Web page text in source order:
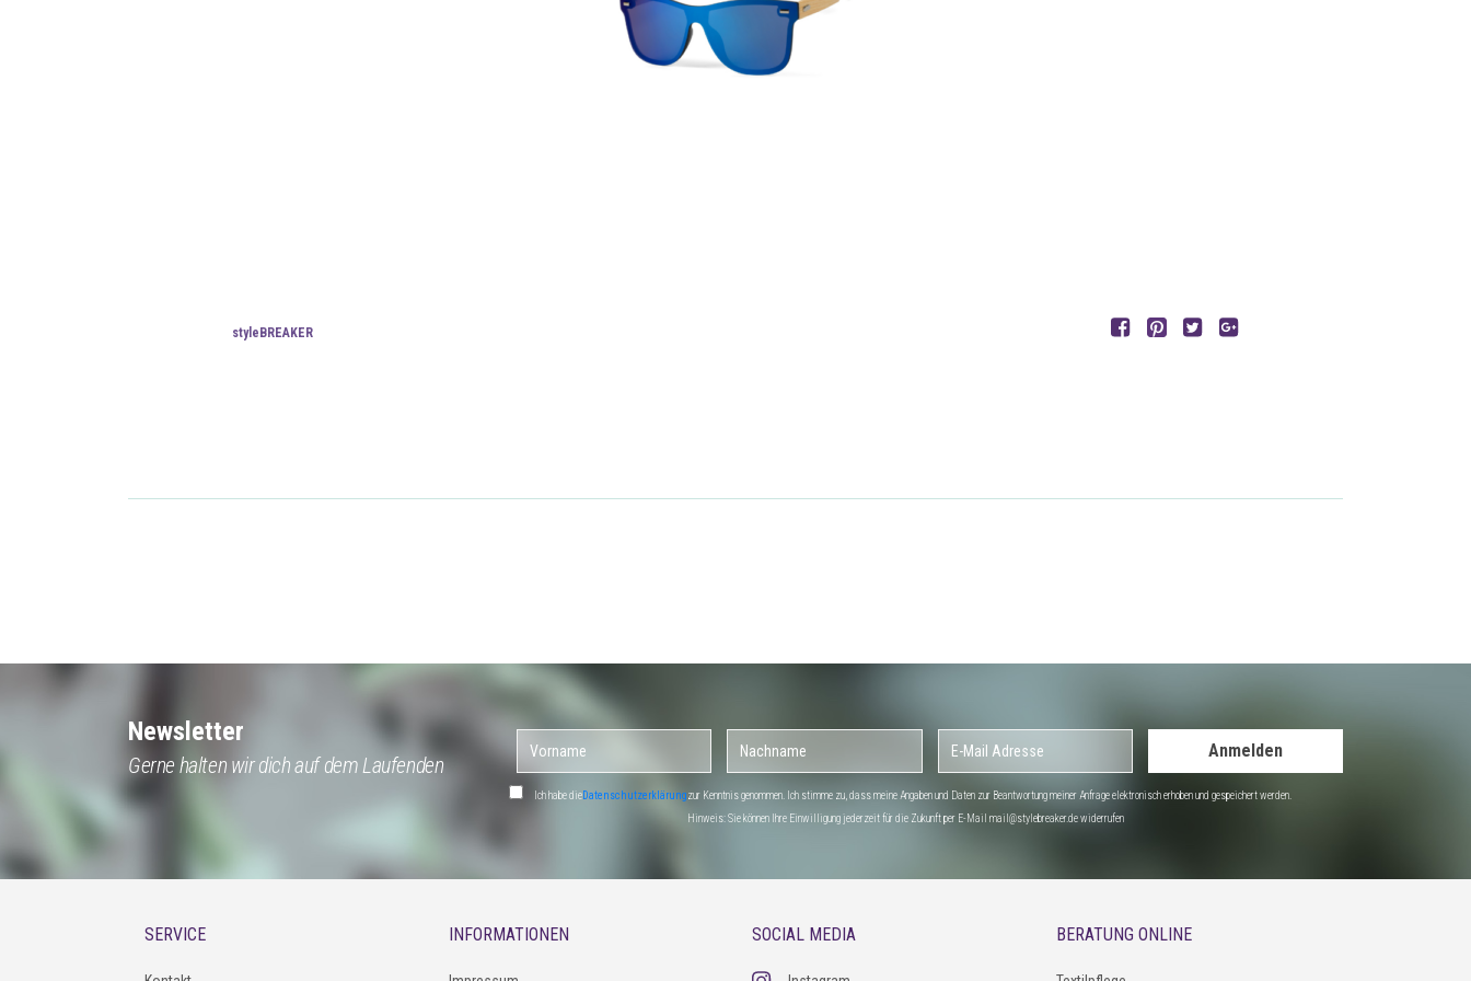
styleBREAKER
Newsletter
Gerne halten wir dich auf dem Laufenden
Anmelden
Ich habe dieDatenschutzerklärungzur Kenntnis genommen. Ich stimme zu, dass meine Angaben und Daten zur Beantwortung meiner Anfrage elektronisch erhoben und gespeichert werden.
Hinweis: Sie können Ihre Einwilligung jederzeit für die Zukunft per E-Mail mail@stylebreaker.de widerrufen
SERVICE INFORMATIONEN SOCIAL MEDIA BERATUNG ONLINE